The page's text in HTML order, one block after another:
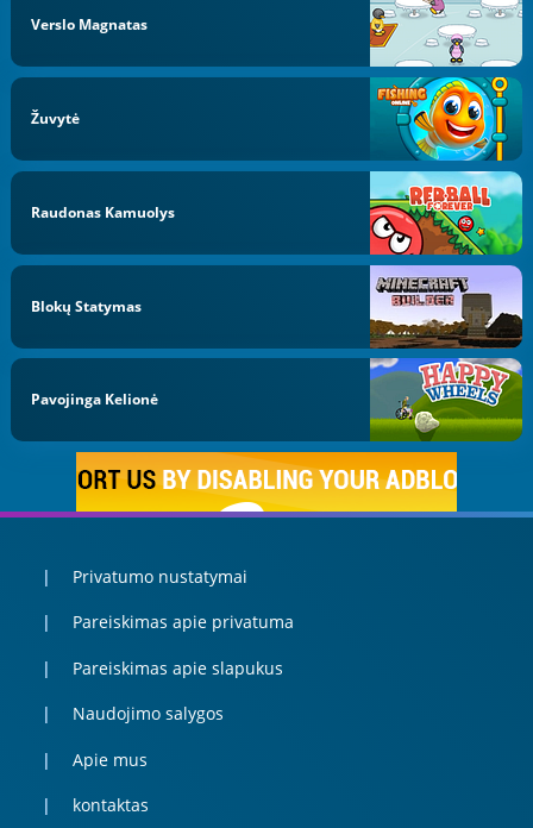
Verslo Magnatas
Žuvytė
Raudonas Kamuolys
Blokų Statymas
Pavojinga Kelionė
Privatumo nustatymai
Pareiskimas apie privatuma
Pareiskimas apie slapukus
Naudojimo salygos
Apie mus
kontaktas